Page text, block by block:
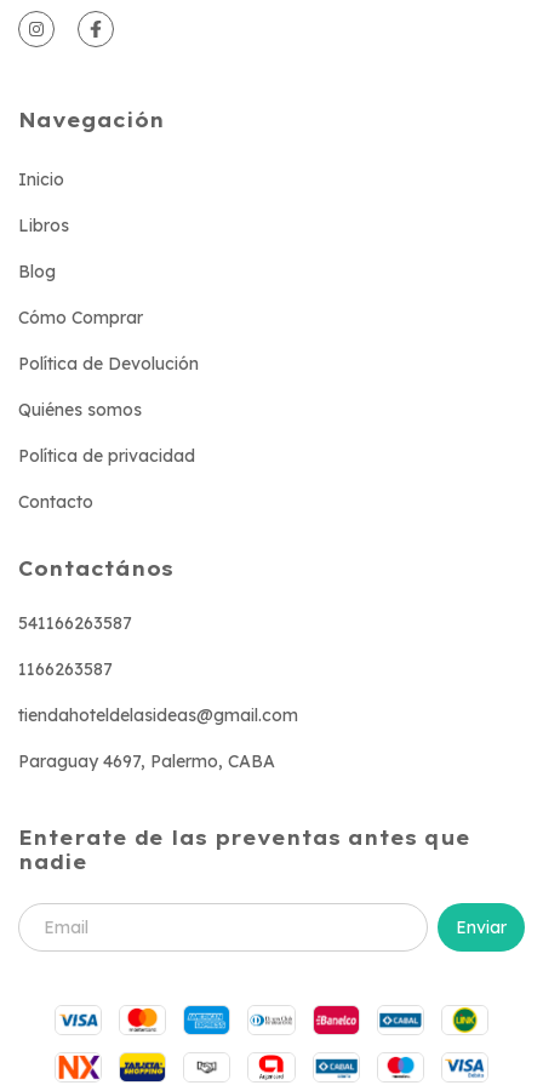
Navegación
Inicio
Libros
Blog
Cómo Comprar
Política de Devolución
Quiénes somos
Política de privacidad
Contacto
Contactános
541166263587
1166263587
tiendahoteldelasideas@gmail.com
Paraguay 4697, Palermo, CABA
Enterate de las preventas antes que
nadie